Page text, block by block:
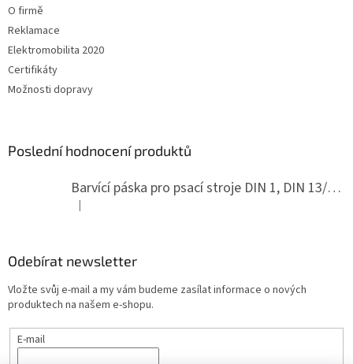
O firmě
Reklamace
Elektromobilita 2020
Certifikáty
Možnosti dopravy
Poslední hodnocení produktů
Barvící páska pro psací stroje DIN 1, DIN 13/10, LAND, PA červenočerná
Hodnocení produktu je 5 z 5 hvězdiček.
|
Odebírat newsletter
Vložte svůj e-mail a my vám budeme zasílat informace o nových
produktech na našem e-shopu.
E-mail